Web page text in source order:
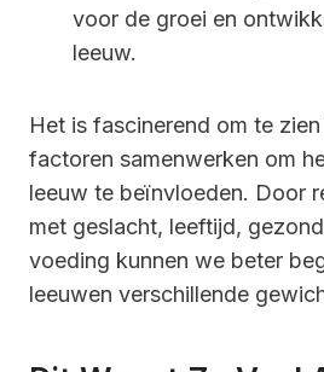
voor de groei en
leeuw.
Het is fascinerend om te
factoren samenwerken om
leeuw te beïnvloeden. Door
met geslacht, leeftijd,
voeding kunnen we beter
leeuwen verschillende